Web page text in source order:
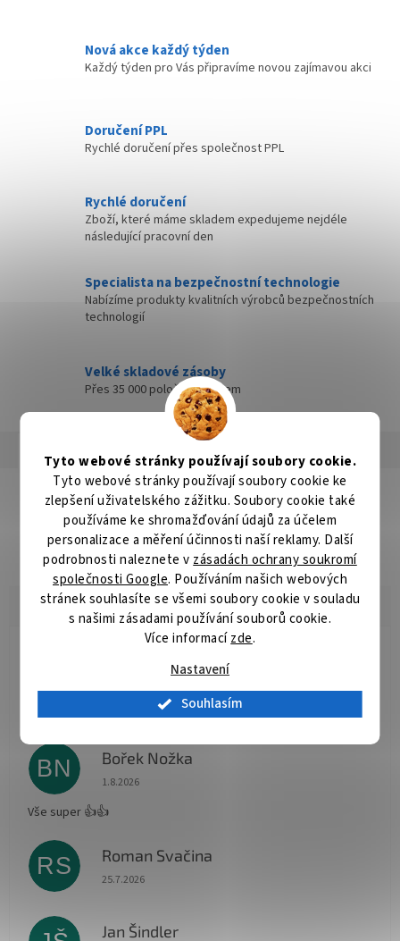
Tyto webové stránky používají soubory cookie.
Tyto webové stránky používají soubory cookie ke
zlepšení uživatelského zážitku. Soubory cookie také
používáme ke shromažďování údajů za účelem
personalizace a měření účinnosti naší reklamy. Další
podrobnosti naleznete v zásadách ochrany soukromí
společnosti Google. Používáním našich webových
stránek souhlasíte se všemi soubory cookie v souladu
s našimi zásadami používání souborů cookie.
Více informacízde.
Nastavení
Souhlasím
Nová akce každý týden
Každý týden pro Vás připravíme novou zajímavou akci
Doručení PPL
Rychlé doručení přes společnost PPL
Rychlé doručení
Zboží, které máme skladem expedujeme nejdéle
následující pracovní den
Specialista na bezpečnostní technologie
Nabízíme produkty kvalitních výrobců bezpečnostních
technologií
Velké skladové zásoby
Přes 35 000 položek skladem
Diskuze
Detailní popis produktu
Popis produktu není dostupný
Radomír Hurník
Hodnocení obchodu je 5 z 5 hvězdiček.
Vše O.K.
BN Bořek Nožka
Hodnocení obchodu je 5 z 5 hvězdiček.
1.8.2026
Vše super 👍👍
RS Roman Svačina
Hodnocení obchodu je 5 z 5 hvězdiček.
25.7.2026
Jan Šindler